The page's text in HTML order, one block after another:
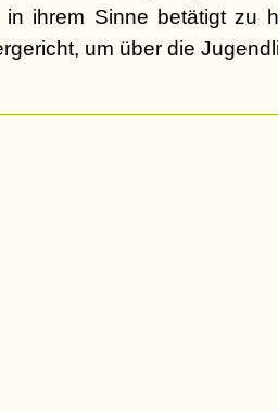
in ihrem Sinne betätigt zu
um über die